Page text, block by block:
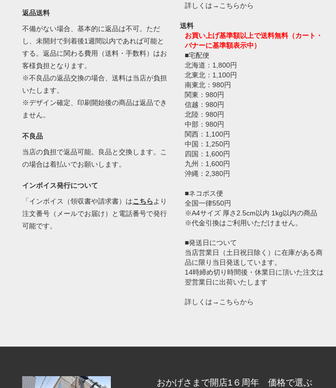
返品送料
不備がない場合、基本的に返品は不可。ただ
し、未開封で到着後1週間以内であれば可能と
する。返品に関わる費用（送料・手数料）はお
客様負担となります。
※不良品の返品交換の場合、送料は当店が負担
いたします。
※デザイン確定、印刷開始後の商品は返品でき
ません。
不良品
当店の負担で返品可能。良品と交換します。こ
の場合は着払いでお願いします。
インボイス発行について
「インボイス（領収書や請求書）はこちらより
注文番号（メールでお届け）と電話番号で発行
可能です。
詳しくは→ こちらから
送料
お買い上げ基準額以上で送料無料（カート・
バナーに基準額表示中）
■宅配便
北海道：1,800円
北東北：1,100円
南東北：980円
関東：980円
信越：980円
北陸：980円
中部：980円
関西：1,100円
中国：1,250円
四国：1,600円
九州：1,600円
沖縄：2,380円
■ネコポス便
全国一律550円
※A4サイズ 厚さ2.5cm以内 1kg以内の商品
※代金引換はご利用いただけません。
■発送日について
当店営業日（土日祝日除く）に在庫がある商
品に限り当日発送しています。
14時締め切り時間後・休業日に頂いた注文は
翌営業日に出荷いたします
詳しくは→ こちらから
おかげさまで開店1６周年 価格で選ぶ